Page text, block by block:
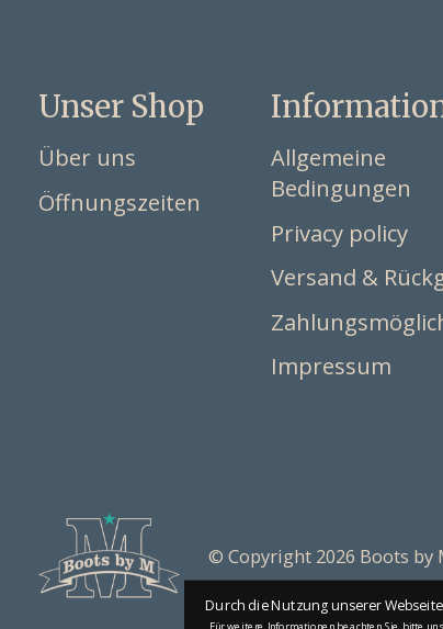
Unser Shop
Über uns
Öffnungszeiten
Allgemeine
Bedingungen
Privacy policy
Versand &
Impressum
© Copyright 2026 Boots by
Durch die Nutzung unserer
Für weitere Informationen beachten Sie bitte